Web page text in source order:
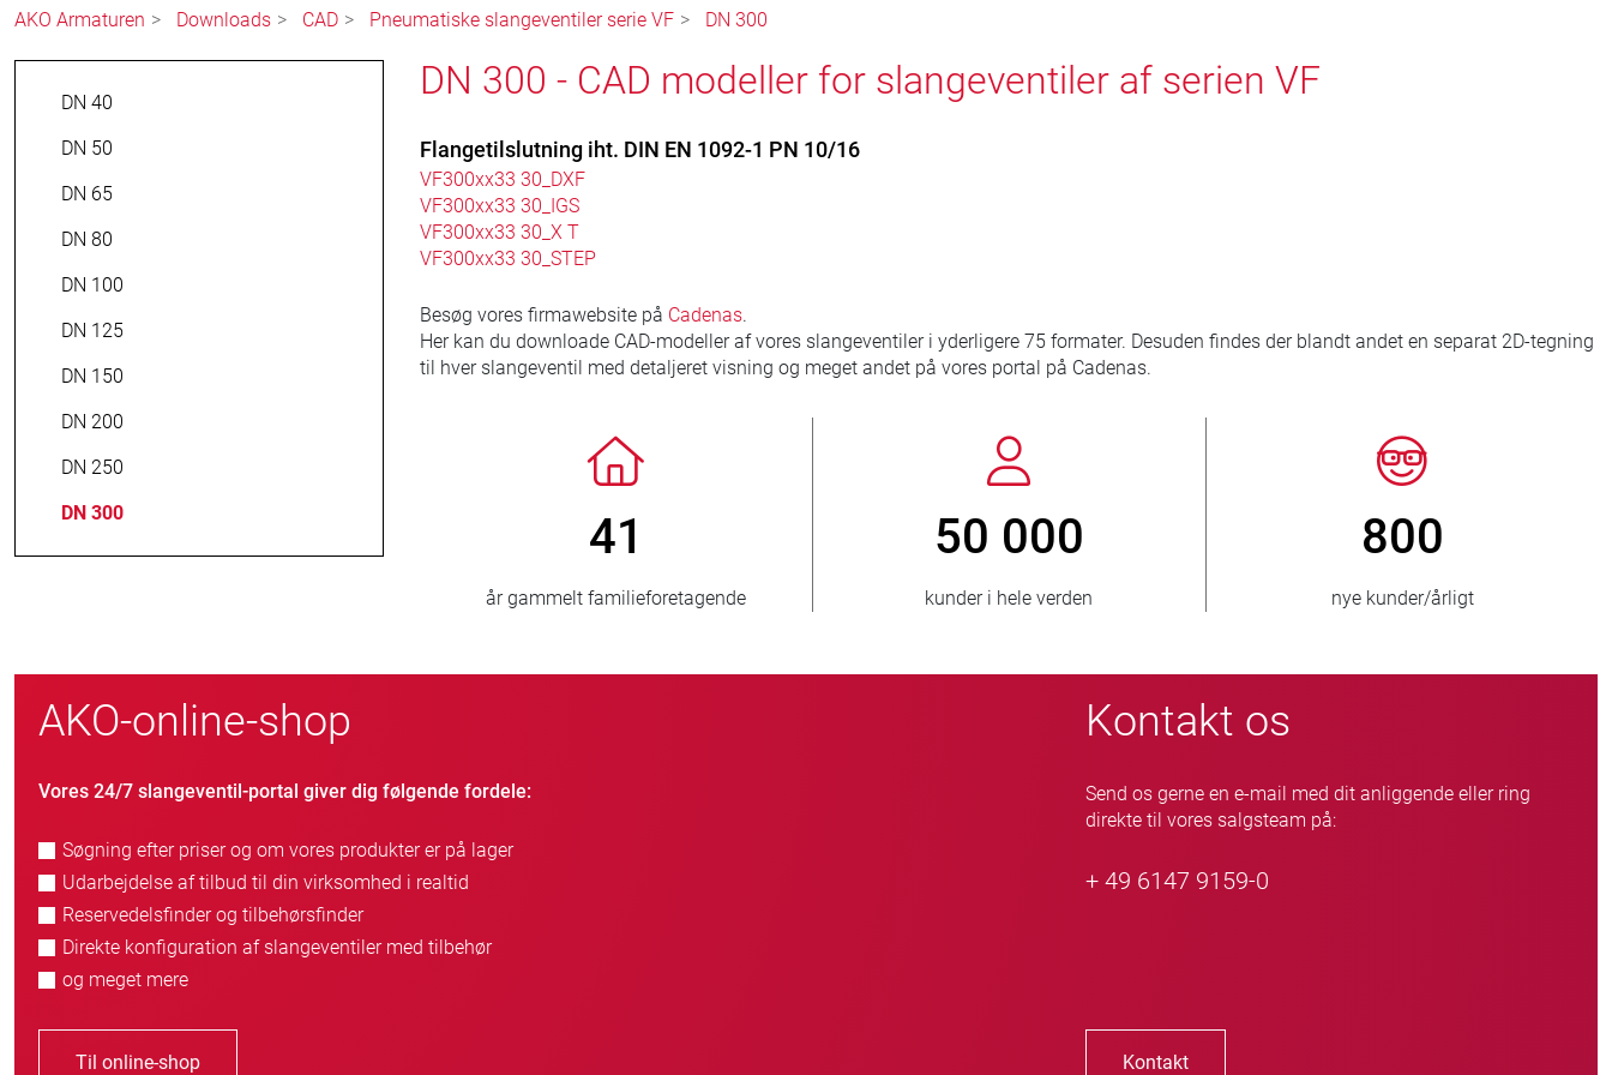
AKO Armaturen Downloads CAD Pneumatiske slangeventiler serie VF DN 300
DN 40
DN 50
DN 65
DN 80
DN 100
DN 125
DN 150
DN 200
DN 250
DN 300
DN 300 - CAD modeller for slangeventiler af serien VF
Flangetilslutning iht. DIN EN 1092-1 PN 10/16
VF300xx33 30_DXF
VF300xx33 30_IGS
VF300xx33 30_X T
VF300xx33 30_STEP
Besøg vores firmawebsite på Cadenas.
Her kan du downloade CAD-modeller af vores slangeventiler i yderligere 75 formater. Desuden findes der blandt andet en separat 2D-tegning
til hver slangeventil med detaljeret visning og meget andet på vores portal på Cadenas.
50 000
kunder i hele verden
800
nye kunder/årligt
> 3 500 000
solgte enheder
AKO-online-shop
Vores 24/7 slangeventil-portal giver dig følgende fordele:
Søgning efter priser og om vores produkter er på lager
Udarbejdelse af tilbud til din virksomhed i realtid
Reservedelsfinder og tilbehørsfinder
Direkte konfiguration af slangeventiler med tilbehør
og meget mere
Til online-shop
Kontakt os
Send os gerne en e-mail med dit anliggende eller ring
direkte til vores salgsteam på:
+ 49 6147 9159-0
Kontakt